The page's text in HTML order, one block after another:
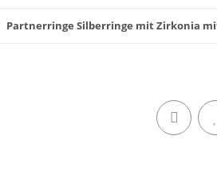
Partnerringe Silberringe mit Zirkonia